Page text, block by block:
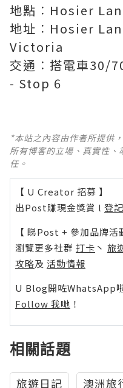
地點︰Hosier
地址︰Hosier
Victoria
交通︰搭電車30/
- Stop 6
*本站之內容由作者所提供
所有博客的立場、真實性
任。
【 U Creator 招募 】
出Post賺現金獎賞 l 登
【 睇Post + 參加品牌活
瀏覽更多社群 打卡 丶 旅
攻略及 活動情報
U Blog開咗WhatsApp
Follow 我哋 ！
相關話題
旅遊日記 澳洲旅